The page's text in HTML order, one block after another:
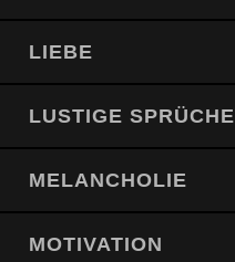
LIEBE
LUSTIGE SPRÜCHE
MELANCHOLIE
MOTIVATION